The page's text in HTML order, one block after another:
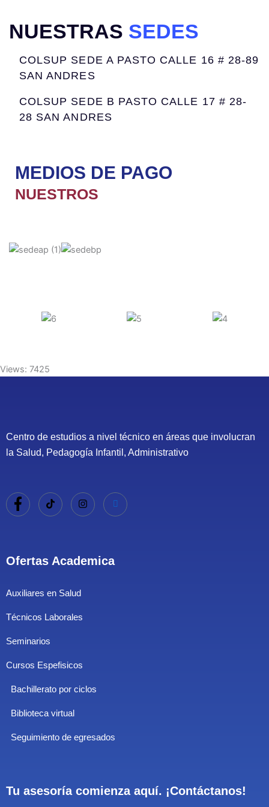
m
NUESTRAS SEDES
COLSUP SEDE A PASTO CALLE 16 # 28-89
SAN ANDRES
COLSUP SEDE B PASTO CALLE 17 # 28-
28 SAN ANDRES
MEDIOS DE PAGO
NUESTROS
Views: 7425
Centro de estudios a nivel técnico en áreas que involucran
la Salud, Pedagogía Infantil, Administrativo
Ofertas Academica
Auxiliares en Salud
Técnicos Laborales
Seminarios
Cursos Espefisicos
Bachillerato por ciclos
Biblioteca virtual
Seguimiento de egresados
Tu asesoría comienza aquí. ¡Contáctanos!